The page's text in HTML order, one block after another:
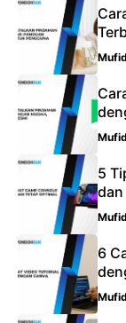
Mufid
Mufid
5
dan
Mufid
6
Mufid